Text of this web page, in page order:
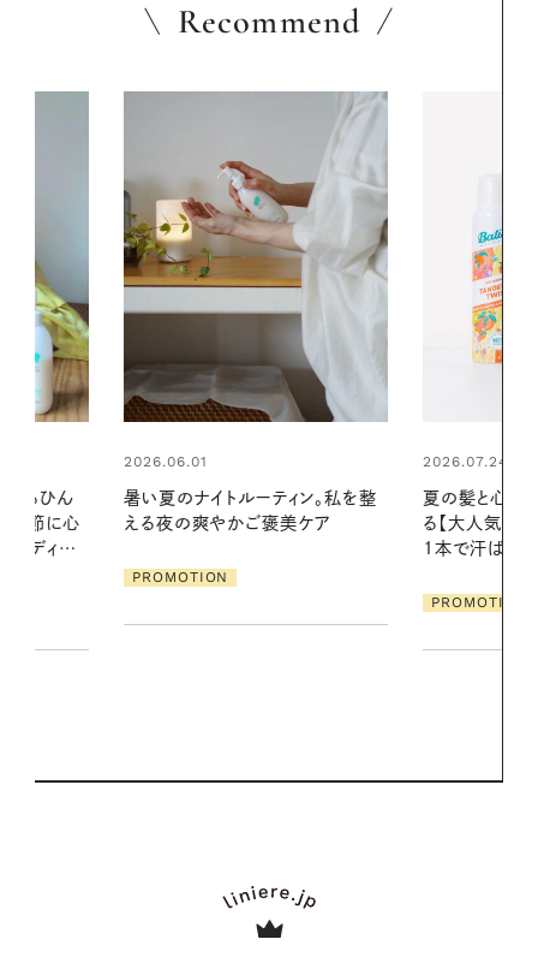
Recommend
ン。私を整
ケア
2026.07.24
夏の髪と心が瞬時にリフレッシュす
る【大人気のドライシャンプー】 この
2026.07.21
リーとの重